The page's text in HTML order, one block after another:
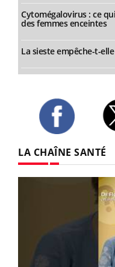
Cytomégalovirus : ce
des femmes enceintes
La sieste empêche-t-
LA CHAÎNE SANTÉ